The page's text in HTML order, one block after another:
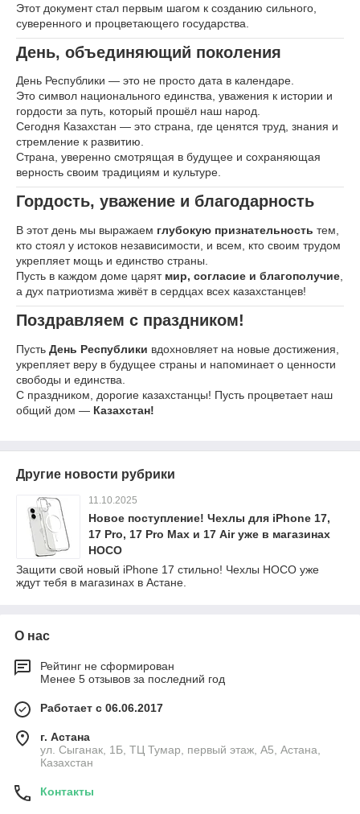
Этот документ стал первым шагом к созданию сильного,
суверенного и процветающего государства.
День, объединяющий поколения
День Республики — это не просто дата в календаре.
Это символ национального единства, уважения к истории и
гордости за путь, который прошёл наш народ.
Сегодня Казахстан — это страна, где ценятся труд, знания и
стремление к развитию.
Страна, уверенно смотрящая в будущее и сохраняющая
верность своим традициям и культуре.
Гордость, уважение и благодарность
В этот день мы выражаем глубокую признательность тем,
кто стоял у истоков независимости, и всем, кто своим трудом
укрепляет мощь и единство страны.
Пусть в каждом доме царят мир, согласие и благополучие
а дух патриотизма живёт в сердцах всех казахстанцев!
Поздравляем с праздником!
Пусть День Республики вдохновляет на новые достижения,
укрепляет веру в будущее страны и напоминает о ценности
свободы и единства.
С праздником, дорогие казахстанцы! Пусть процветает наш
общий дом — Казахстан!
Другие новости рубрики
11.10.2025
Новое поступление! Чехлы для iPhone 17,
17 Pro, 17 Pro Max и 17 Air уже в магазинах
HOCO
Защити свой новый iPhone 17 стильно! Чехлы HOCO уже
ждут тебя в магазинах в Астане.
О нас
Рейтинг не сформирован
Менее 5 отзывов за последний год
Работает с 06.06.2017
г. Астана
ул. Сыганак, 1Б, ТЦ Тумар, первый этаж, А5, Астана,
Казахстан
Контакты